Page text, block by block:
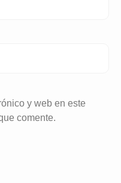
y web en este
comente.